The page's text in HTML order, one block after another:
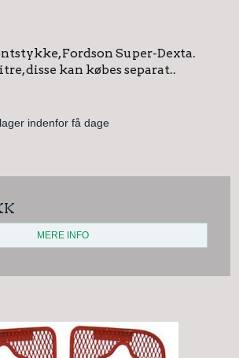
Fordson Super-Dexta.
disse kan købes separat..
indenfor få dage
MERE INFO